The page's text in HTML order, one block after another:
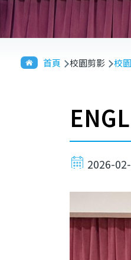
導
航 首頁 校園剪影 校
2026-